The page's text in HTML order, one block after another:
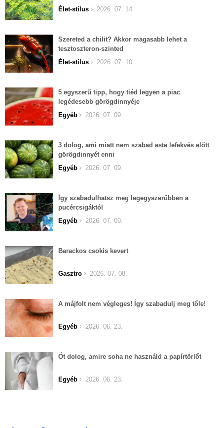
Élet-stílus
2026. 07. 14.
Szereted a chilit? Akkor magasabb lehet a
tesztoszteron-szinted
Élet-stílus
2026. 07. 10.
5 egyszerű tipp, hogy tiéd legyen a piac
legédesebb görögdinnyéje
Egyéb
2026. 07. 09.
3 dolog, ami miatt nem szabad este lefekvés előtt
görögdinnyét enni
Egyéb
2026. 07. 09.
Így szabadulhatsz meg legegyszerűbben a
pucércsigáktól
Egyéb
2026. 07. 09.
Barackos csokis kevert
Gasztro 2026. 07. 08.
A májfolt nem végleges! Így szabadulj meg tőle!
Egyéb 2026. 06. 23.
Öt dolog, amire soha ne használd a papírtörlőt
Egyéb 2026. 06. 23.